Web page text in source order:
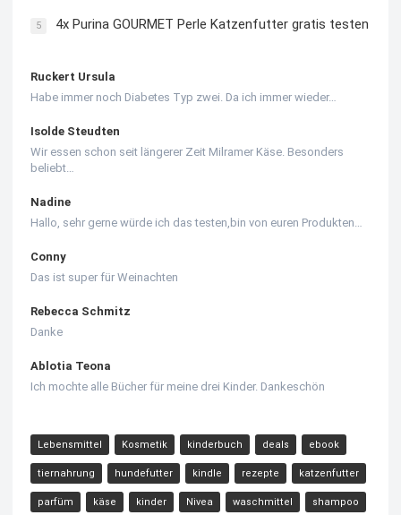
5 4x Purina GOURMET Perle Katzenfutter gratis testen
Ruckert Ursula
Habe immer noch Diabetes Typ zwei. Da ich immer wieder…
Isolde Steudten
Wir essen schon seit längerer Zeit Milramer Käse. Besonders
beliebt…
Nadine
Hallo, sehr gerne würde ich das testen,bin von euren Produkten…
Conny
Das ist super für Weinachten
Rebecca Schmitz
Danke
Ablotia Teona
Ich mochte alle Bücher für meine drei Kinder. Dankeschön
Lebensmittel Kosmetik kinderbuch deals ebook
tiernahrung hundefutter kindle rezepte katzenfutter
parfüm käse kinder Nivea waschmittel shampoo